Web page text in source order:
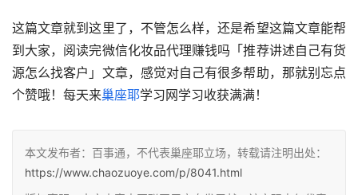
这篇文章就到这里了，不管怎么样，还是希望这篇文章能帮
到大家，阅读完微信化妆品代理赚钱吗「推荐讲述自己有货
源怎么找客户」文章，感觉对自己有很多帮助，那就别忘点
个赞哦！每天来巢座耶学习网学习收获满满！
本文发布者：百事通，不代表巢座耶立场，转载请注明出处：
https://www.chaozuoye.com/p/8041.html